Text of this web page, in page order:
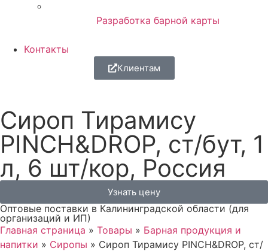
Разработка барной карты
Контакты
Клиентам
Сироп Тирамису
PINCH&DROP, ст/бут, 1
л, 6 шт/кор, Россия
Узнать цену
Оптовые поставки в Калининградской области (для
организаций и ИП)
Главная страница » Товары » Барная продукция и
напитки » Сиропы » Сироп Тирамису PINCH&DROP, ст/